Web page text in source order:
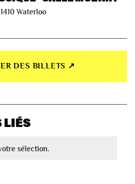
Waterloo
DES BILLETS ↗︎
LIÉS
sélection.